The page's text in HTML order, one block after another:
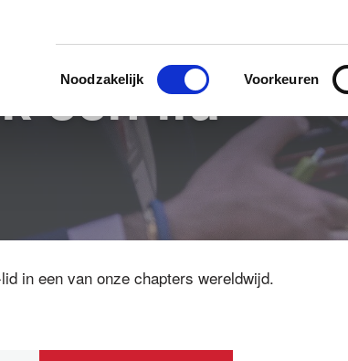
Toestemmingsselectie
Noodzakelijk Voorkeuren
een lid
in een van onze chapters wereldwijd.